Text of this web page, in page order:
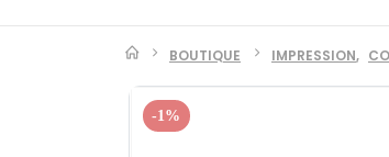
BOUTIQUE IMPRESSION,
-1%